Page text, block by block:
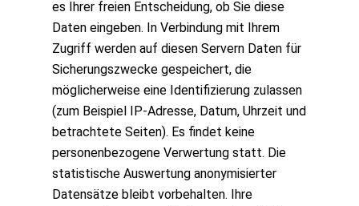
es Ihrer freien Entscheidung, ob Sie diese
Daten eingeben. In Verbindung mit Ihrem
Zugriff werden auf diesen Servern Daten für
Sicherungszwecke gespeichert, die
möglicherweise eine Identifizierung zulassen
(zum Beispiel IP-Adresse, Datum, Uhrzeit und
betrachtete Seiten). Es findet keine
personenbezogene Verwertung statt. Die
statistische Auswertung anonymisierter
Datensätze bleibt vorbehalten. Ihre